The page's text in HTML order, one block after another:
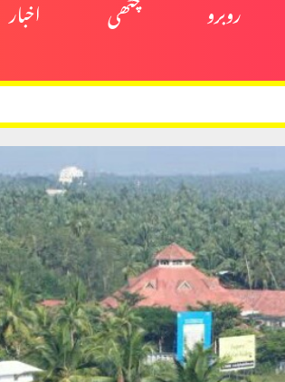
روبرو چٹھی اخبار